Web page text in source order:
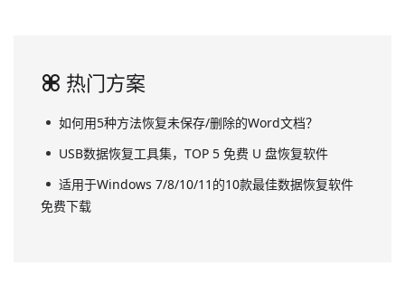
热门方案
如何用5种方法恢复未保存/删除的Word文档？
USB数据恢复工具集，TOP 5 免费 U 盘恢复软件
适用于Windows 7/8/10/11的10款最佳数据恢复软件
免费下载